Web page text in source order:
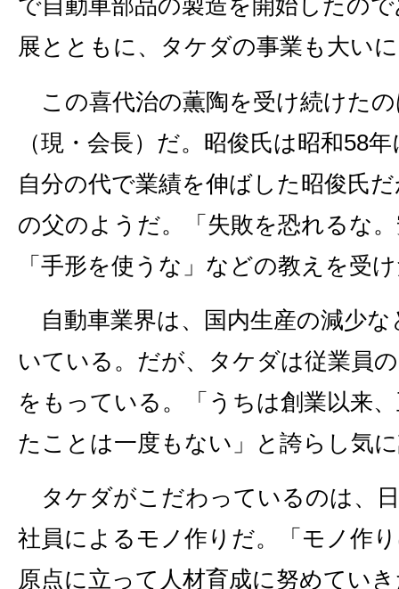
で自動車部品の製造を開始したの
展とともに、タケダの事業も大い
この喜代治の薫陶を受け続けた
（現・会長）だ。昭俊氏は昭和58
自分の代で業績を伸ばした昭俊氏
の父のようだ。「失敗を恐れるな
「手形を使うな」などの教えを受
自動車業界は、国内生産の減少な
いている。だが、タケダは従業員
をもっている。「うちは創業以来
たことは一度もない」と誇らし気
タケダがこだわっているのは、
社員によるモノ作りだ。「モノ作
原点に立って人材育成に努めてい